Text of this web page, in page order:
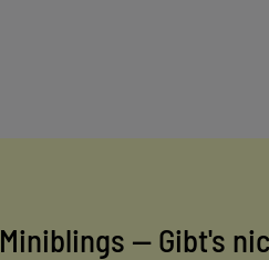
Miniblings — Gibt's